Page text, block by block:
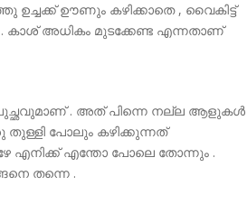
ഉച്ചക്ക് ഊണും കഴിക്കാതെ , വൈകിട്ട്
കാശ് അധികം മുടക്കേണ്ട എന്നതാണ്
പുച്ഛവുമാണ് . അത് പിന്നെ നല്ല ആളുകൾ
പോലും കഴിക്കുന്നത്
എനിക്ക് എന്തോ പോലെ തോന്നും .
തന്നെ .